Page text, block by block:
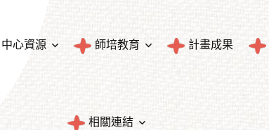
中心資源 師培教育
師資培育與統計
計畫成果
相關連結